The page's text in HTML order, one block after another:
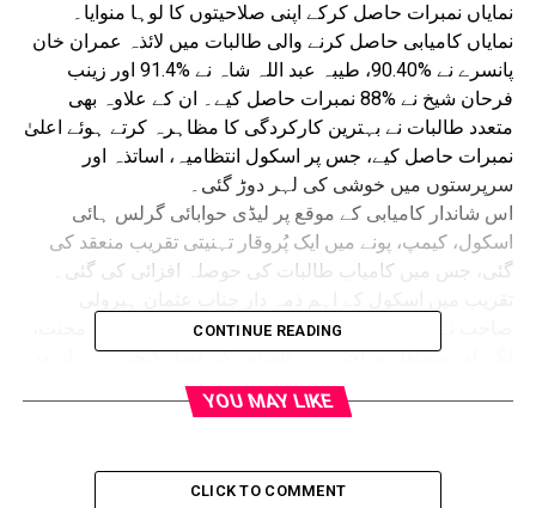
نمایاں نمبرات حاصل کرکے اپنی صلاحیتوں کا لوہا منوایا۔
نمایاں کامیابی حاصل کرنے والی طالبات میں لائذہ عمران خان
پانسرے نے %90.40، طیبہ عبد اللہ شاہ نے %91.4 اور زینب
فرحان شیخ نے %88 نمبرات حاصل کیے۔ ان کے علاوہ بھی
متعدد طالبات نے بہترین کارکردگی کا مظاہرہ کرتے ہوئے اعلیٰ
نمبرات حاصل کیے، جس پر اسکول انتظامیہ، اساتذہ اور
سرپرستوں میں خوشی کی لہر دوڑ گئی۔
اس شاندار کامیابی کے موقع پر لیڈی حوابائی گرلس ہائی
اسکول، کیمپ، پونے میں ایک پُروقار تہنیتی تقریب منعقد کی
گئی، جس میں کامیاب طالبات کی حوصلہ افزائی کی گئی۔
صاحب نے طالبات کو مبارک باد پیش کرتے ہوئے کہا کہ محنت،
لگن اور مستقل مزاجی ہی کامیابی کی اصل کنجی ہے۔ انہوں
نے طالبات کو مستقبل میں بھی اسی جذبے کے ساتھ تعلیم
حاصل کرنے اور قوم و ملت کی خدمت کرنے کی تلقین کی۔
کامیابی پر خوشی کا اظہار کرتے ہوئے کہا کہ یہ کامیابی صرف
طالبات ہی کی نہیں بلکہ اساتذہ، والدین اور پورے ادارے کی
CONTINUE READING
YOU MAY LIKE
CLICK TO COMMENT